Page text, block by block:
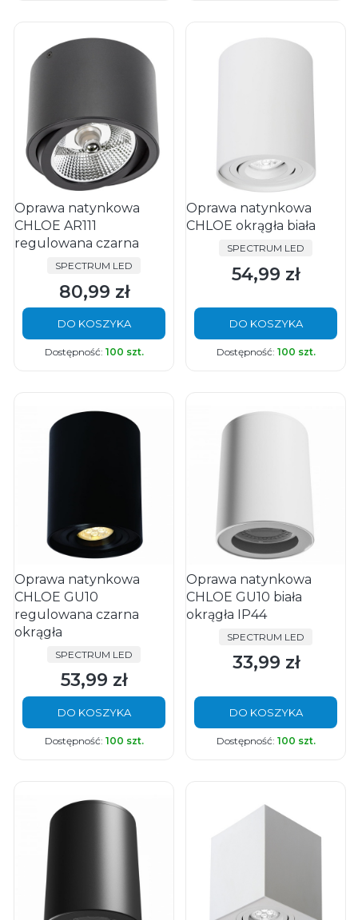
Oprawa natynkowa
CHLOE AR111
regulowana czarna
PRODUCENT
SPECTRUM LED
Cena
80,99 zł
DO KOSZYKA
Dostępność: 100 szt.
Oprawa natynkowa
CHLOE okrągła biała
PRODUCENT
SPECTRUM LED
Cena
54,99 zł
DO KOSZYKA
Dostępność: 100 szt.
Oprawa natynkowa
CHLOE GU10
regulowana czarna
okrągła
PRODUCENT
SPECTRUM LED
Cena
53,99 zł
DO KOSZYKA
Dostępność: 100 szt.
Oprawa natynkowa
CHLOE GU10 biała
okrągła IP44
PRODUCENT
SPECTRUM LED
Cena
33,99 zł
DO KOSZYKA
Dostępność: 100 szt.